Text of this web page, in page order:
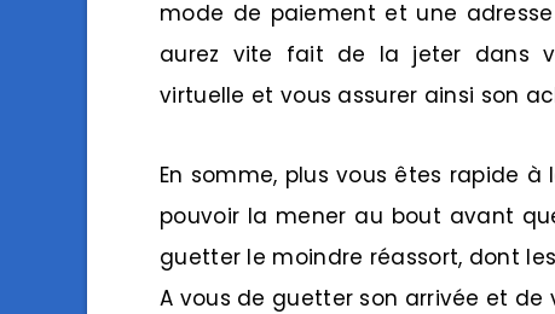
mode de paiement et une
aurez vite fait de la jeter dans
virtuelle et vous assurer ainsi son
En somme, plus vous êtes rapide
pouvoir la mener au bout avant
guetter le moindre réassort, dont
A vous de guetter son arrivée et de